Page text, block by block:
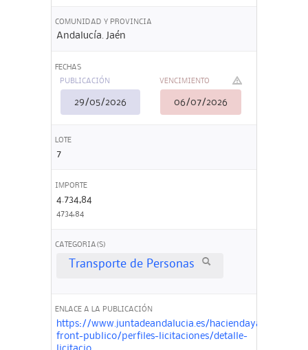
COMUNIDAD Y PROVINCIA
Andalucía. Jaén
FECHAS
PUBLICACIÓN
29/05/2026
VENCIMIENTO
06/07/2026
LOTE
7
IMPORTE
4.734,84
4734,84
CATEGORIA(S)
Transporte de Personas
ENLACE A LA PUBLICACIÓN
https://www.juntadeandalucia.es/
front-publico/perfiles-licitaciones/detalle-